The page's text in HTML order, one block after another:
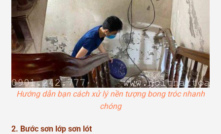
Hướng dẫn bạn cách xử lý nền tượng bong tróc nhanh
chóng
2. Bước sơn lớp sơn lót